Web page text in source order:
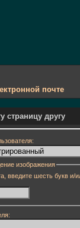
почте
страницу другу
изображения
введите шесть букв и/